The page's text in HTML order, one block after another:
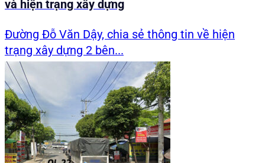
và hiện trạng xây dựng
Đường Đỗ Văn Dậy, chia sẻ thông tin về hiện
trạng xây dựng 2 bên...